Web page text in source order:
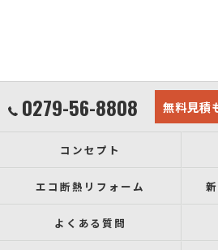
0279-56-8808 無料見積
コンセプト
エコ断熱リフォーム
よくある質問